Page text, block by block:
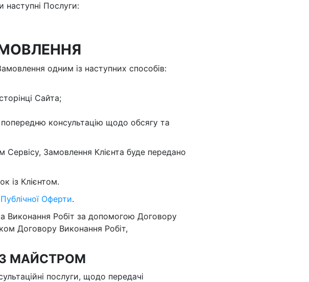
Послуги:
одним із наступних способів:
Сайта;
попередню консультацію щодо обсягу та
Сервісу, Замовлення Клієнта буде передано
із Клієнтом.
Публічної Оферти.
Виконання Робіт за допомогою Договору
Договору Виконання Робіт,
МАЙСТРОМ
послуги, щодо передачі